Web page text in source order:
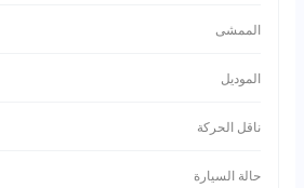
الممشى
الموديل
ناقل الحركة
حالة السيارة